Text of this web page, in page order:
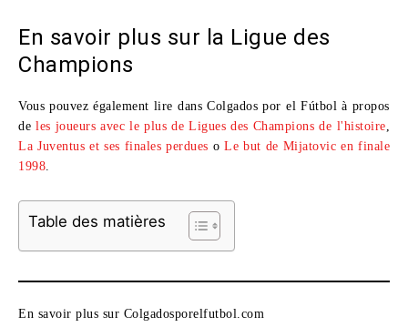
En savoir plus sur la Ligue des
Champions
Vous pouvez également lire dans Colgados por el Fútbol à propos
deles joueurs avec le plus de Ligues des Champions de l'histoire,
La Juventus et ses finales perdues o Le but de Mijatovic en finale
1998.
Table des matières
En savoir plus sur Colgadosporelfutbol.com